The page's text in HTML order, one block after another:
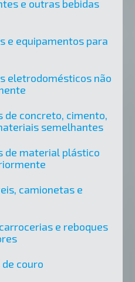
e outras bebidas
e equipamentos para
eletrodomésticos não
de concreto, cimento,
semelhantes
de material plástico
camionetas e
e reboques
couro